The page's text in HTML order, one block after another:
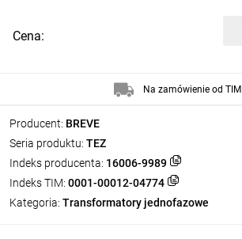
Producent: BREVE
Seria produktu: TEZ
Indeks producenta: 16006-9989
Indeks TIM: 0001-00012-04774
Kategoria: Transformatory jednofazowe
Cena:
Na zamówienie od TIM